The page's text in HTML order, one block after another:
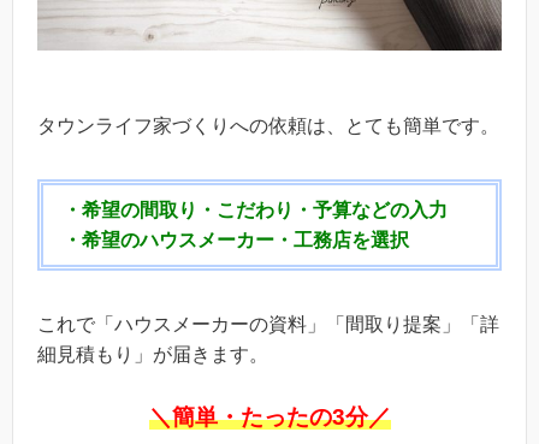
タウンライフ家づくりへの依頼は、とても簡単です。
・希望の間取り・こだわり・予算などの入力
・希望のハウスメーカー・工務店を選択
これで「ハウスメーカーの資料」「間取り提案」「詳
細見積もり」が届きます。
＼簡単・たったの3分／